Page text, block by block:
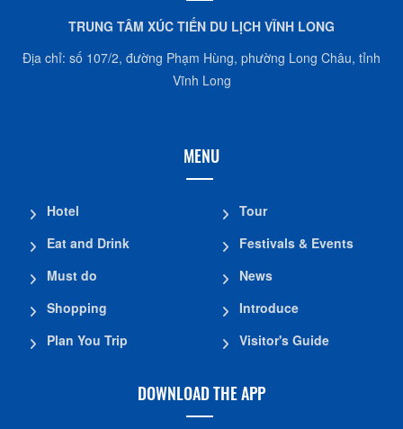
TRUNG TÂM XÚC TIẾN DU LỊCH VĨNH LONG
Địa chỉ: số 107/2, đường Phạm Hùng, phường Long Châu, tỉnh
Vĩnh Long
MENU
Hotel
Eat and Drink
Must do
Shopping
Plan You Trip
Tour
Festivals & Events
News
Introduce
Visitor's Guide
DOWNLOAD THE APP